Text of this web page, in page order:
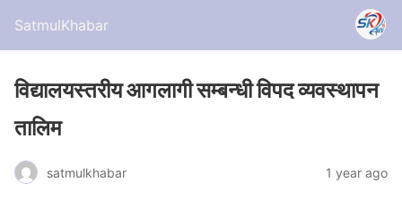
SatmulKhabar
विद्यालयस्तरीय आगलागी सम्बन्धी विपद व्यवस्थापन
तालिम
satmulkhabar 1 year ago